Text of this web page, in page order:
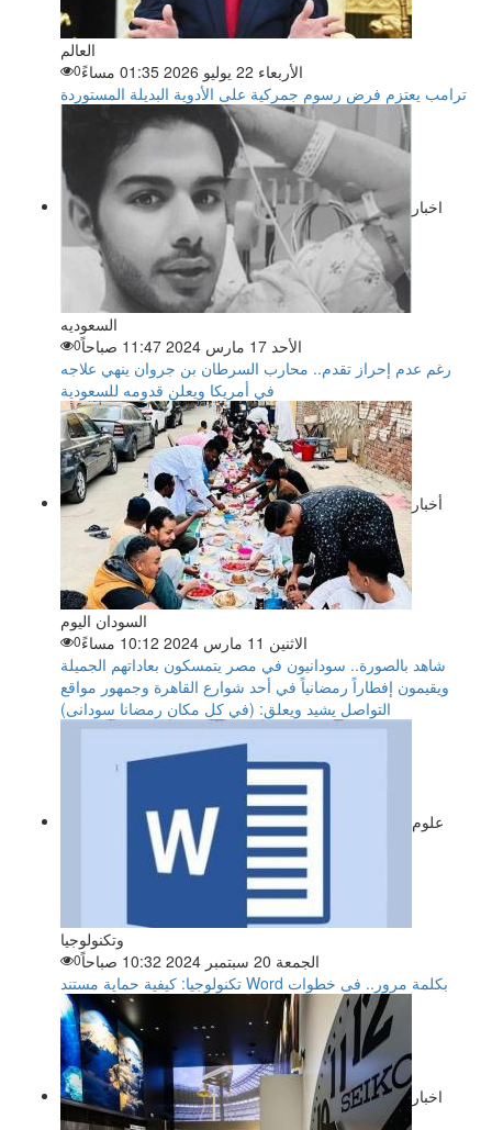
العالم
الأربعاء 22 يوليو 2026 01:35 مساءً
0
ترامب يعتزم فرض رسوم جمركية على الأدوية البديلة المستوردة
اخبار
السعوديه
الأحد 17 مارس 2024 11:47 صباحاً
0
رغم عدم إحراز تقدم.. محارب السرطان بن جروان ينهي علاجه
في أمريكا ويعلن قدومه للسعودية
أخبار
السودان اليوم
الاثنين 11 مارس 2024 10:12 مساءً
0
شاهد بالصورة.. سودانيون في مصر يتمسكون بعاداتهم الجميلة
ويقيمون إفطاراً رمضانياً في أحد شوارع القاهرة وجمهور مواقع
التواصل يشيد ويعلق: (في كل مكان رمضانا سودانى)
علوم
وتكنولوجيا
الجمعة 20 سبتمبر 2024 10:32 صباحاً
0
تكنولوجيا: كيفية حماية مستند Word بكلمة مرور.. فى خطوات
اخبار